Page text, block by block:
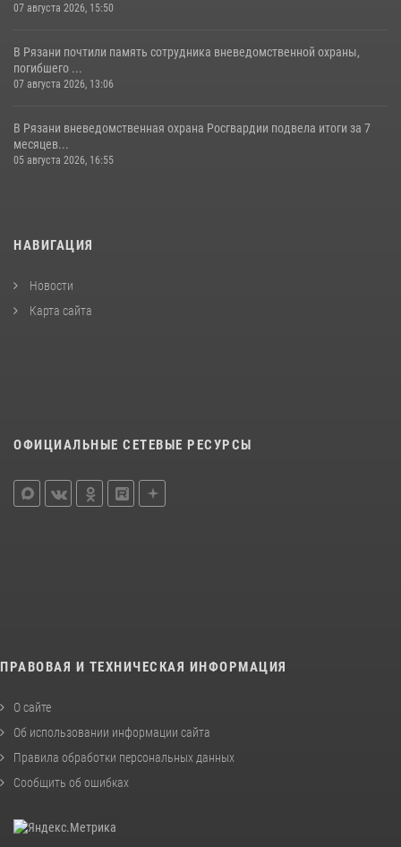
07 августа 2026, 15:50
В Рязани почтили память сотрудника вневедомственной охраны,
погибшего ...
07 августа 2026, 13:06
В Рязани вневедомственная охрана Росгвардии подвела итоги за 7
месяцев...
05 августа 2026, 16:55
НАВИГАЦИЯ
Новости
Карта сайта
ОФИЦИАЛЬНЫЕ СЕТЕВЫЕ РЕСУРСЫ
ПРАВОВАЯ И ТЕХНИЧЕСКАЯ ИНФОРМАЦИЯ
О сайте
Об использовании информации сайта
Правила обработки персональных данных
Сообщить об ошибках